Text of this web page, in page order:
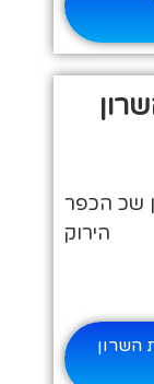
שכ הכפר
הירוק